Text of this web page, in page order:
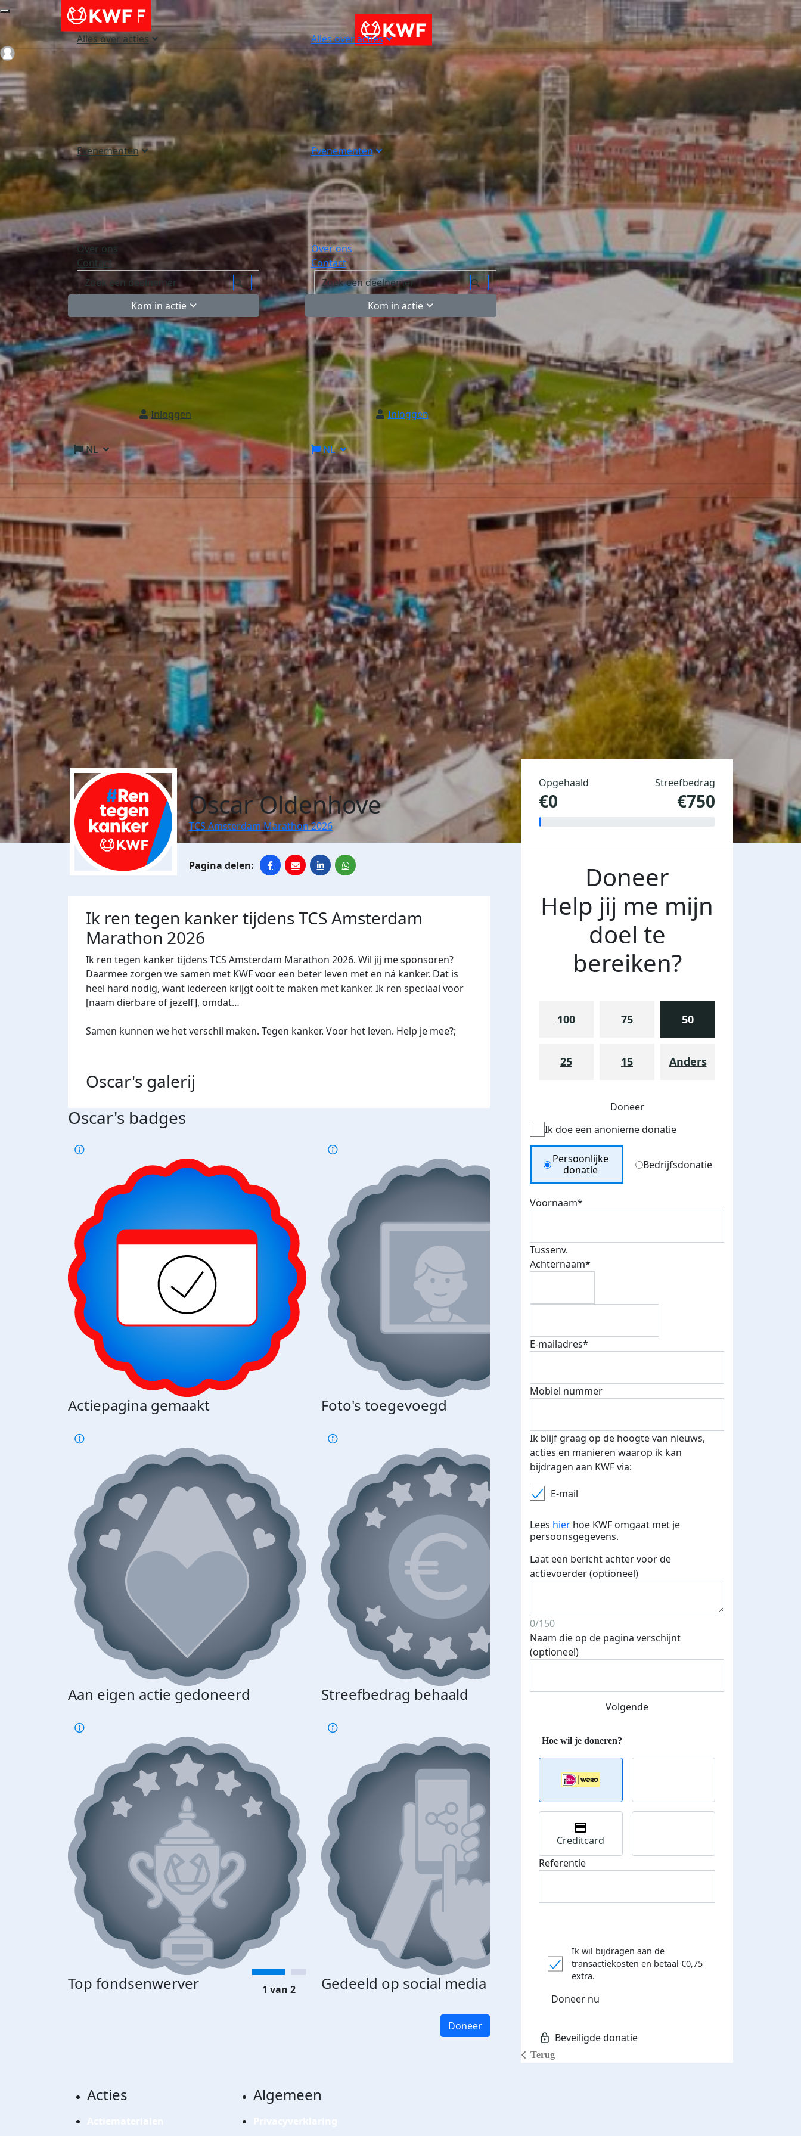
Alles over acties
Evenementen
Over ons
Contact
Kom in actie
Inloggen
NL
Alles over acties
Evenementen
Over ons
Contact
Kom in actie
Inloggen
NL
Login
Oscar Oldenhove
TCS Amsterdam Marathon 2026
Ik ren tegen kanker tijdens TCS Amsterdam
Marathon 2026
Ik ren tegen kanker tijdens TCS Amsterdam Marathon 2026. Wil jij me sponsoren?
Daarmee zorgen we samen met KWF voor een beter leven met en ná kanker. Dat is
heel hard nodig, want iedereen krijgt ooit te maken met kanker. Ik ren speciaal voor
[naam dierbare of jezelf], omdat…
Samen kunnen we het verschil maken. Tegen kanker. Voor het leven. Help je mee?;
Oscar's galerij
Oscar's badges
Actiepagina gemaakt Foto's toegevoegd E-mails verstuurd
Aan eigen actie gedoneerd Streefbedrag behaald Streefbedrag verhoogd
Top fondsenwerver Gedeeld op social media Donateurs bedankt
€500 euro opgehaald: t-shirt
1 van 2
Doneer
Opgehaald
€0
Streefbedrag
€750
Doneer
Help jij me mijn
doel te
bereiken?
100 75 50
25 15 Anders
Doneer
Ik doe een anonieme donatie
Donation Type
Persoonlijke
donatie
Bedrijfsdonatie
Voornaam*
Tussenv.
Achternaam*
E-mailadres*
Mobiel nummer
Ik blijf graag op de hoogte van nieuws,
acties en manieren waarop ik kan
bijdragen aan KWF via:
E-mail
Lees hier hoe KWF omgaat met je
persoonsgegevens.
Laat een bericht achter voor de
actievoerder (optioneel)
0/150
Naam die op de pagina verschijnt
(optioneel)
Volgende
Terug
Creditcard
Referentie
Ik wil bijdragen aan de
transactiekosten en betaal €0,75
extra.
Doneer nu
Acties Algemeen